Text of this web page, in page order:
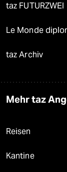
taz FUTURZWEI
Le Monde
taz Archiv
Mehr taz
Reisen
Kantine